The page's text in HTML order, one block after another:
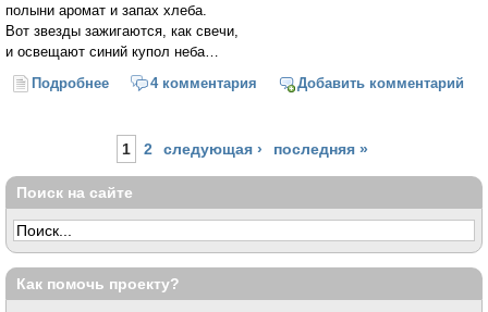
полыни аромат и запах хлеба.
Вот звезды зажигаются, как свечи,
и освещают синий купол неба…
Подробнее о Нет в осени веселья и смятения
4 комментария Добавить комментарий
1 2 следующая › последняя »
Поиск на сайте
Как помочь проекту?